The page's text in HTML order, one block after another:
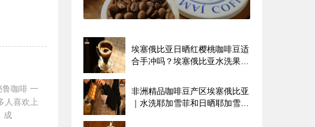
咖啡 一
人喜欢上
成
埃塞俄比亚日晒红樱桃咖啡豆适
合手冲吗？埃塞俄比亚水洗果丁
非洲精品咖啡豆产区埃塞俄比亚
｜水洗耶加雪菲和日晒耶加雪菲